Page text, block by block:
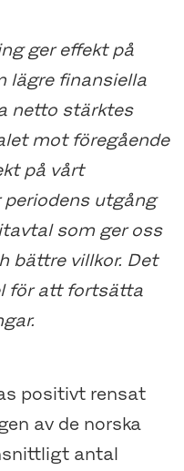
ger effekt på
lägre finansiella
netto stärktes
mot föregående
på vårt
utgång
som ger oss
bättre villkor. Det
för att fortsätta
positivt rensat
av de norska
antal